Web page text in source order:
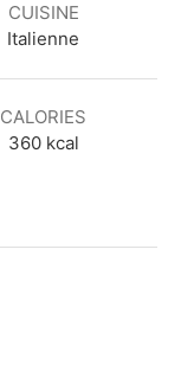
t
e
s
CUISINE
Italienne
CALORIES
360 kcal